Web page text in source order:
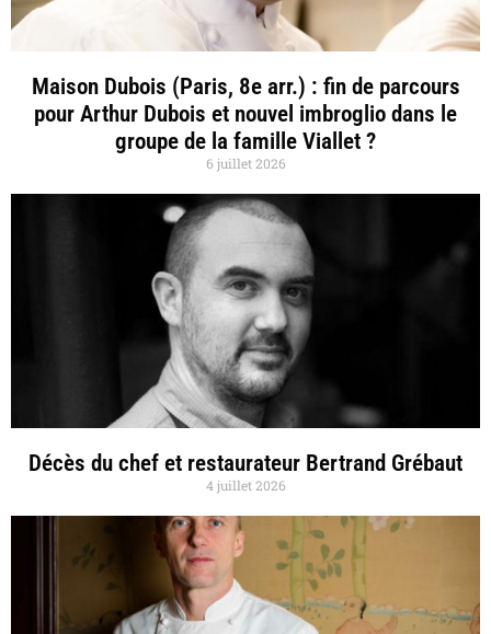
Maison Dubois (Paris, 8e arr.) : fin de parcours
pour Arthur Dubois et nouvel imbroglio dans le
groupe de la famille Viallet ?
6 juillet 2026
Décès du chef et restaurateur Bertrand Grébaut
4 juillet 2026